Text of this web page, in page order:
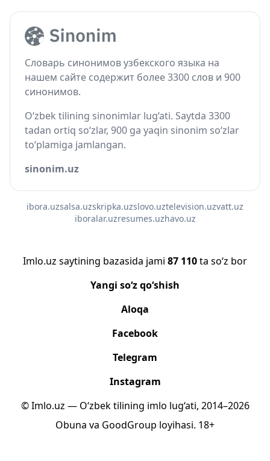
Словарь синонимов узбекского языка на
нашем сайте содержит более 3300 слов и 900
синонимов.
O‘zbek tilining sinonimlar lug‘ati. Saytda 3300
tadan ortiq so‘zlar, 900 ga yaqin sinonim so‘zlar
to‘plamiga jamlangan.
sinonim.uz
ibora.uzsalsa.uzskripka.uzslovo.uztelevision.uzvatt.uz
iboralar.uzresumes.uzhavo.uz
Imlo.uz saytining bazasida jami 87 110ta so‘z bor
Yangi so‘z qo‘shish
Aloqa
Facebook
Telegram
Instagram
© Imlo.uz — O‘zbek tilining imlo lug‘ati, 2014–2026
Obuna va GoodGroup loyihasi. 18+